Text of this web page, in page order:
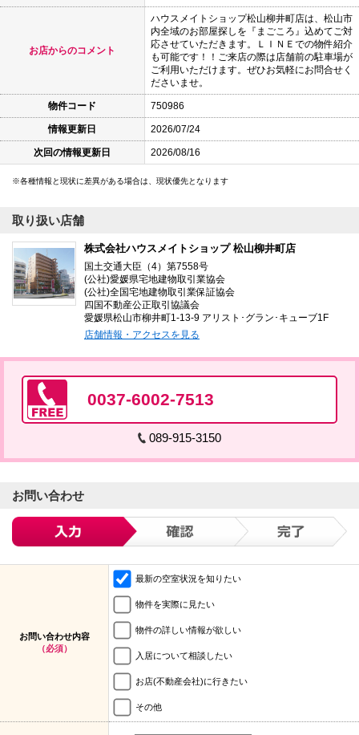
お店からのコメント
ハウスメイトショップ松山柳井町店は、松山市
内全域のお部屋探しを『まごころ』込めてご対
応させていただきます。ＬＩＮＥでの物件紹介
も可能です！！ご来店の際は店舗前の駐車場が
ご利用いただけます。ぜひお気軽にお問合せく
ださいませ。
物件コード 750986
情報更新日 2026/07/24
次回の情報更新日 2026/08/16
各種情報と現状に差異がある場合は、現状優先となります
取り扱い店舗
株式会社ハウスメイトショップ 松山柳井町店
国土交通大臣（4）第7558号
(公社)愛媛県宅地建物取引業協会
(公社)全国宅地建物取引業保証協会
四国不動産公正取引協議会
愛媛県松山市柳井町1-13-9 アリスト･グラン･キューブ1F
店舗情報・アクセスを見る
0037-6002-7513
089-915-3150
お問い合わせ
お問い合わせ内容
（必須）
最新の空室状況を知りたい
物件を実際に見たい
物件の詳しい情報が欲しい
入居について相談したい
お店(不動産会社)に行きたい
その他